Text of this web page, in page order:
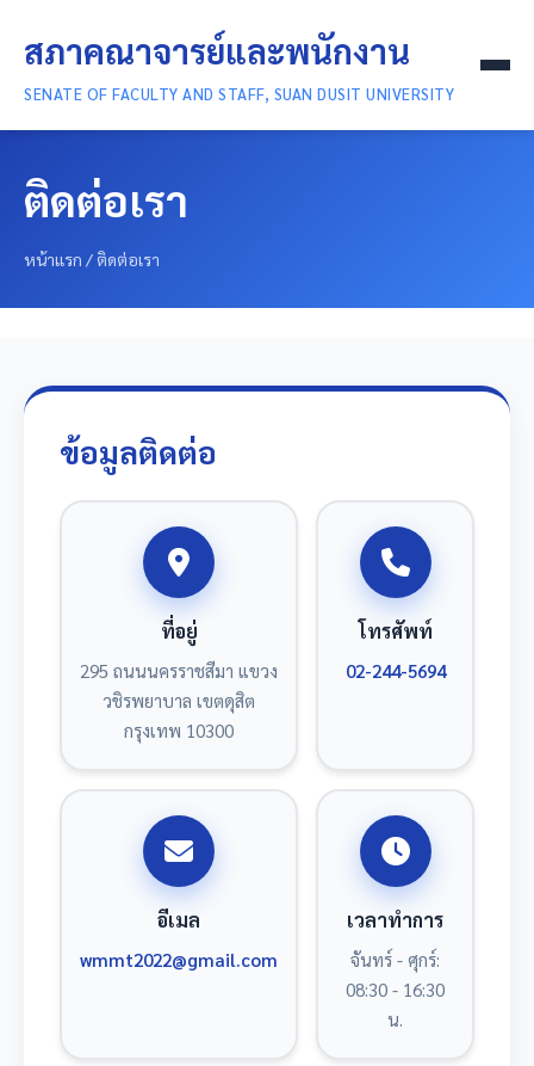
สภาคณาจารย์และพนักงาน
SENATE OF FACULTY AND STAFF, SUAN DUSIT UNIVERSITY
เกี่ยวกับเรา
สารสาระ
ติดต่อเรา
หน้าแรก / ติดต่อเรา
ข้อมูลติดต่อ
ที่อยู่
295 ถนนนครราชสีมา แขวง
วชิรพยาบาล เขตดุสิต
กรุงเทพ 10300
โทรศัพท์
02-244-5694
อีเมล
wmmt2022@gmail.com
เวลาทำการ
จันทร์ - ศุกร์:
08:30 - 16:30
น.